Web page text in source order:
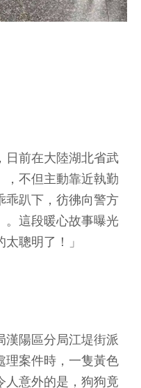
日前在大陸湖北省武
，不但主動靠近執勤
乖趴下，彷彿向警方
。這段暖心故事曝光
聰明了！」
漢陽區分局江堤街派
理案件時，一隻黃色
人意外的是，狗狗竟